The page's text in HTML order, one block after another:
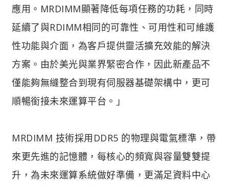
應用。MRDIMM顯著降低每項任務的功耗，同時
延續了與RDIMM相同的可靠性、可用性和可維護
性功能與介面，為客戶提供靈活擴充效能的解決
方案。由於美光與業界緊密合作，因此新產品不
僅能夠無縫整合到現有伺服器基礎架構中，更可
順暢銜接未來運算平台。」
MRDIMM 技術採用DDR5 的物理與電氣標準，帶
來更先進的記憶體，每核心的頻寬與容量雙雙提
升，為未來運算系統做好準備，更滿足資料中心